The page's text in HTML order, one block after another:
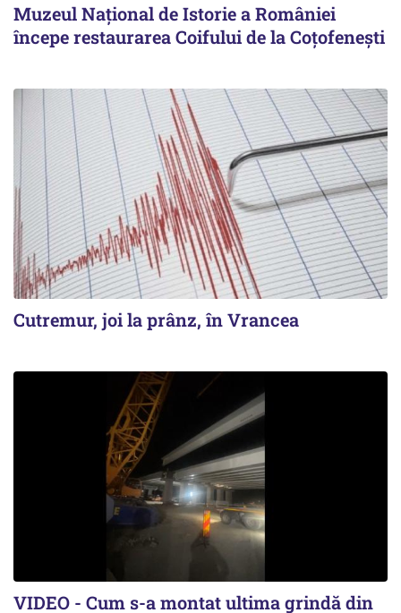
Muzeul Național de Istorie a României
începe restaurarea Coifului de la Coțofenești
Cutremur, joi la prânz, în Vrancea
VIDEO - Cum s-a montat ultima grindă din